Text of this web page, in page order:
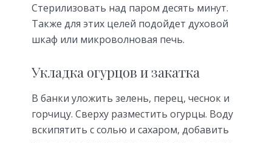
Стерилизовать над паром десять минут.
Также для этих целей подойдет духовой
шкаф или микроволновая печь.
Укладка огурцов и закатка
В банки уложить зелень, перец, чеснок и
горчицу. Сверху разместить огурцы. Воду
вскипятить с солью и сахаром, добавить